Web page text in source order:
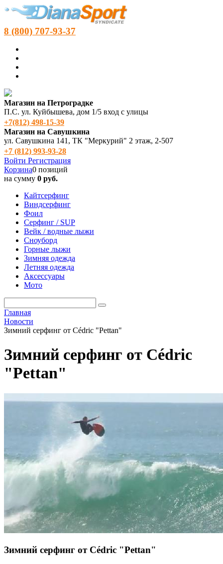
8 (800) 707-93-37
Магазин на Петроградке
П.С. ул. Куйбышева, дом 1/5 вход с улицы
+7(812) 498‑15-39
Магазин на Савушкина
ул. Савушкина 141, ТК "Меркурий" 2 этаж, 2-507
+7 (812) 993-93-28
Войти Регистрация
Корзина0 позиций
на сумму 0 руб.
Кайтсерфинг
Виндсерфинг
Фоил
Серфинг / SUP
Вейк / водные лыжи
Сноуборд
Горные лыжи
Зимняя одежда
Летняя одежда
Аксессуары
Мото
Главная
Новости
Зимний серфинг от Cédric "Pettan"
Зимний серфинг от Cédric
"Pettan"
Зимний серфинг от Cédric "Pettan"